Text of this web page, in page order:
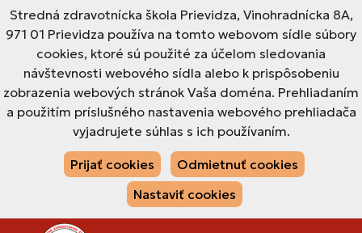
Stredná zdravotnícka škola Prievidza, Vinohradnícka 8A,
971 01 Prievidza používa na tomto webovom sídle súbory
cookies, ktoré sú použité za účelom sledovania
návštevnosti webového sídla alebo k prispôsobeniu
zobrazenia webových stránok Vaša doména. Prehliadaním
a použitím príslušného nastavenia webového prehliadača
vyjadrujete súhlas s ich používaním.
Prijať cookies
Odmietnuť cookies
Nastaviť cookies